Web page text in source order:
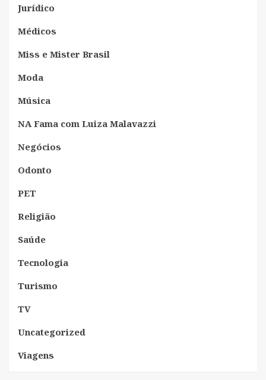
Jurídico
Médicos
Miss e Mister Brasil
Moda
Música
NA Fama com Luiza Malavazzi
Negócios
Odonto
PET
Religião
Saúde
Tecnologia
Turismo
TV
Uncategorized
Viagens